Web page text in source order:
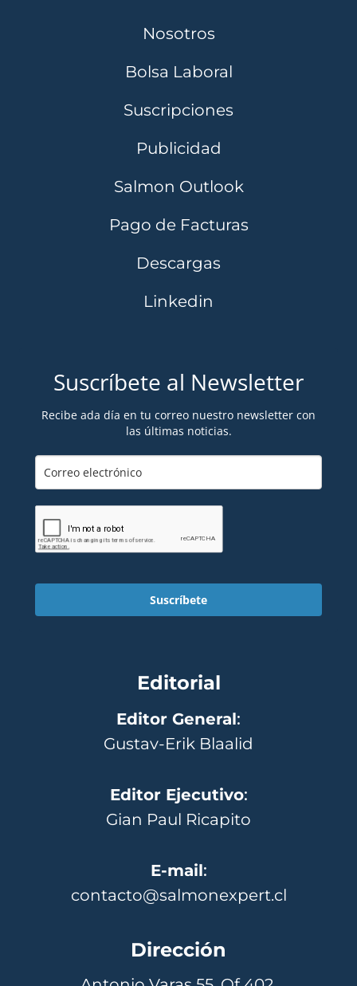
Nosotros
Bolsa Laboral
Suscripciones
Publicidad
Salmon Outlook
Pago de Facturas
Descargas
Linkedin
Suscríbete al Newsletter
Recibe ada día en tu correo nuestro newsletter con
las últimas noticias.
Suscríbete
Editorial
Editor General:
Gustav-Erik Blaalid
Editor Ejecutivo:
Gian Paul Ricapito
E-mail:
contacto@salmonexpert.cl
Dirección